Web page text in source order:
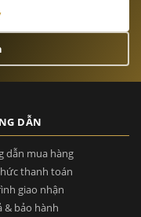
DẪN
dẫn mua hàng
thanh toán
giao nhận
& bảo hành